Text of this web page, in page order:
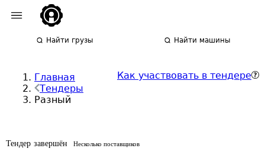
Найти грузы Найти машины
Главная
Тендеры
Разный
Как участвовать в тендере
Тендер завершён Несколько поставщиков